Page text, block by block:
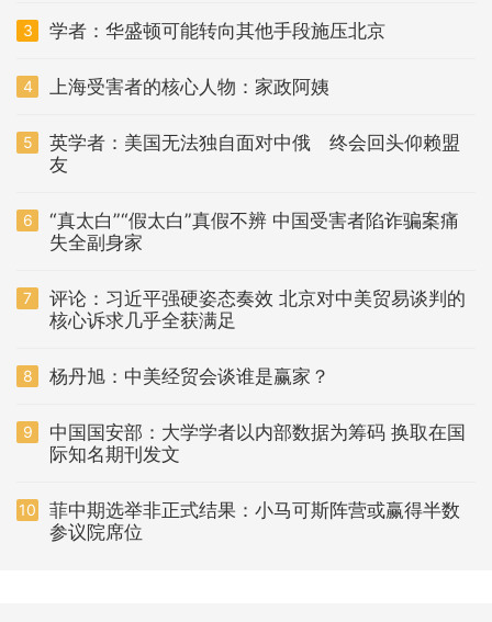
3 学者：华盛顿可能转向其他手段施压北京
4 上海受害者的核心人物：家政阿姨
5
英学者：美国无法独自面对中俄 终会回头仰赖盟
友
6
“真太白”“假太白”真假不辨 中国受害者陷诈骗案痛
失全副身家
7
评论：习近平强硬姿态奏效 北京对中美贸易谈判的
核心诉求几乎全获满足
8 杨丹旭：中美经贸会谈谁是赢家？
9
中国国安部：大学学者以内部数据为筹码 换取在国
际知名期刊发文
10
菲中期选举非正式结果：小马可斯阵营或赢得半数
参议院席位